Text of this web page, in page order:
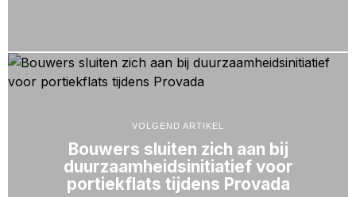
VOLGEND ARTIKEL
Bouwers sluiten zich aan bij
duurzaamheidsinitiatief voor
portiekflats tijdens Provada